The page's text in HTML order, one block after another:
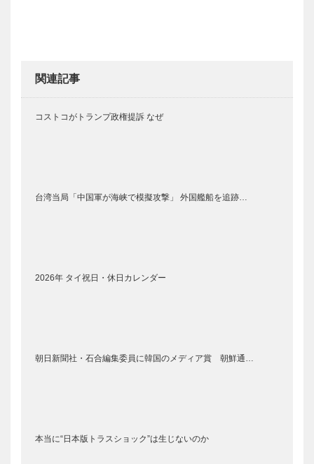
関連記事
コストコがトランプ政権提訴 なぜ
台湾当局「中国軍が海峡で模擬攻撃」 外国艦船を追跡…
2026年 タイ祝日・休日カレンダー
朝日新聞社・石合編集委員に韓国のメディア賞 朝鮮通…
本当に“日本版トラスショック”は生じないのか